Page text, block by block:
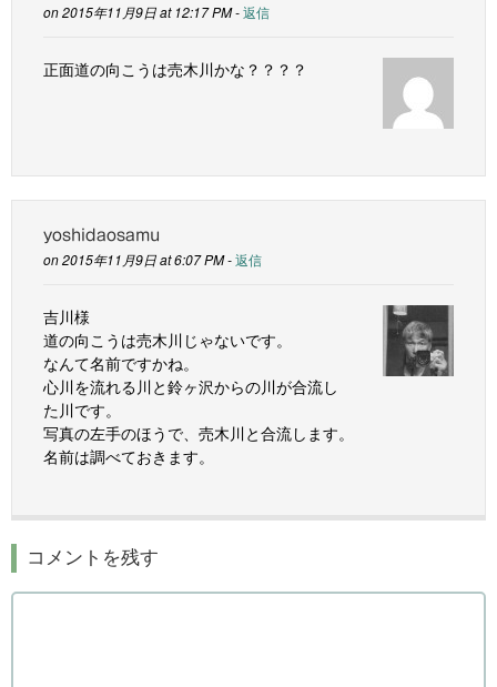
on 2015年11月9日 at 12:17 PM -返信
正面道の向こうは売木川かな？？？？
yoshidaosamu
on 2015年11月9日 at 6:07 PM -返信
吉川様
道の向こうは売木川じゃないです。
なんて名前ですかね。
心川を流れる川と鈴ヶ沢からの川が合流し
た川です。
写真の左手のほうで、売木川と合流します。
名前は調べておきます。
コメントを残す